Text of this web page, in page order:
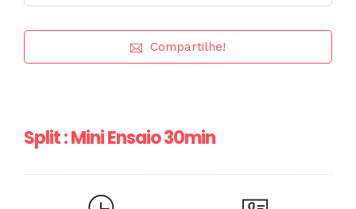
Compartilhe!
Split : Mini Ensaio 30min